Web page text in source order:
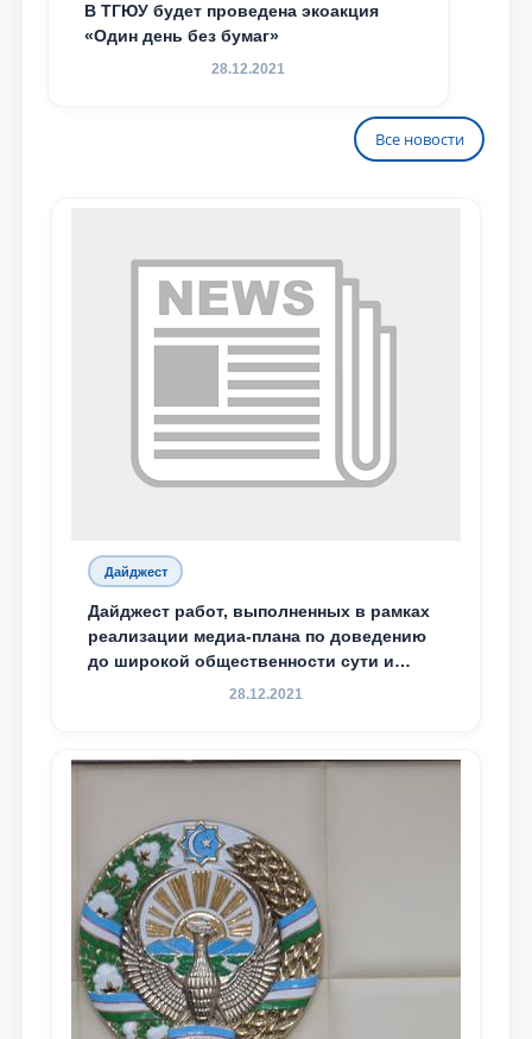
В ТГЮУ будет проведена экоакция
«Один день без бумаг»
28.12.2021
Все новости
Дайджест
Дайджест работ, выполненных в рамках
реализации медиа-плана по доведению
до широкой общественности сути и
содержания задач, определённых в
Мажлису и народу Узбекистана
28.12.2021